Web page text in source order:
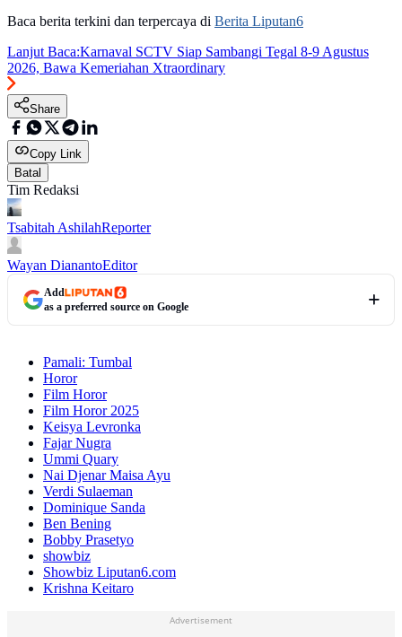
Baca berita terkini dan terpercaya di Berita Liputan6
Lanjut Baca:Karnaval SCTV Siap Sambangi Tegal 8-9 Agustus
2026, Bawa Kemeriahan Xtraordinary
Share
Copy Link
Batal
Tim Redaksi
Tsabitah AshilahReporter
Wayan DianantoEditor
Add
as a preferred source on Google
Pamali: Tumbal
Horor
Film Horor
Film Horor 2025
Keisya Levronka
Fajar Nugra
Ummi Quary
Nai Djenar Maisa Ayu
Verdi Sulaeman
Dominique Sanda
Ben Bening
Bobby Prasetyo
showbiz
Showbiz Liputan6.com
Krishna Keitaro
Advertisement